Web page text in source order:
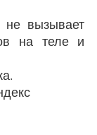
не вызывает
на теле и